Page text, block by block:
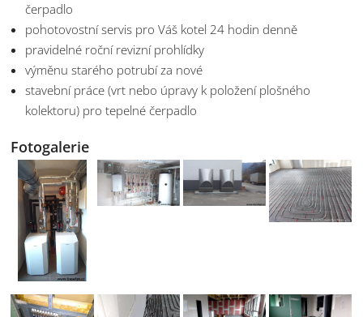
čerpadlo
pohotovostní servis pro Váš kotel 24 hodin denně
pravidelné roční revizní prohlídky
výměnu starého potrubí za nové
stavební práce (vrt nebo úpravy k položení plošného
kolektoru) pro tepelné čerpadlo
Fotogalerie